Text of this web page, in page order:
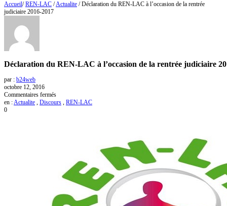
Accueil/ REN-LAC /Actualite / Déclaration du REN-LAC à l’occasion de la rentrée
judiciaire 2016-2017
Déclaration du REN-LAC à l’occasion de la rentrée judiciaire
par : b24web
octobre 12, 2016
Commentaires fermés
Déclaration
judiciaire
2016-
en : Actualite Discours
REN-LAC
0